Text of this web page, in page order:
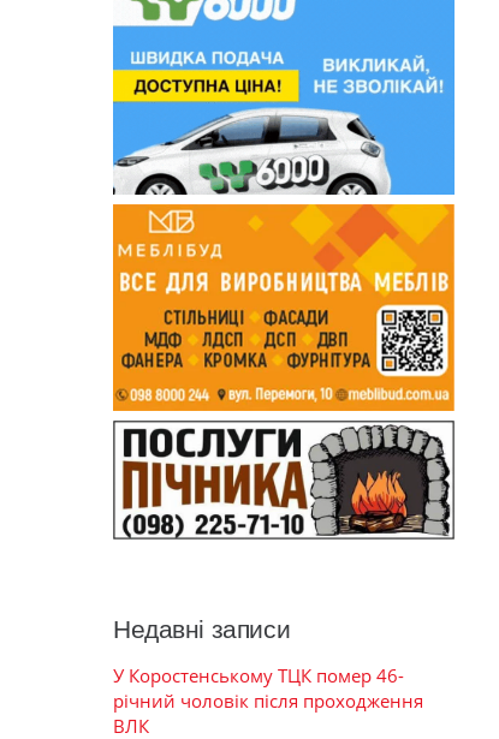
Недавні записи
У Коростенському ТЦК помер 46-
річний чоловік після проходження
ВЛК